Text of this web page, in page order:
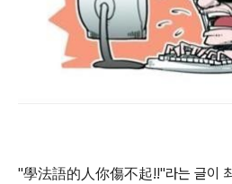
"學法語的人你傷不起!!"라는 글이